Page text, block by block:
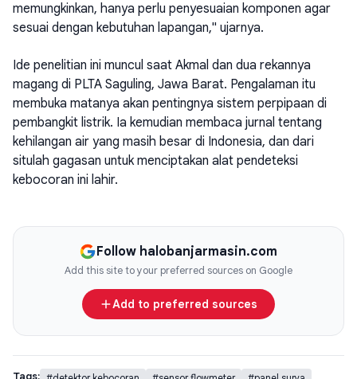
memungkinkan, hanya perlu penyesuaian komponen agar
sesuai dengan kebutuhan lapangan," ujarnya.
Ide penelitian ini muncul saat Akmal dan dua rekannya
magang di PLTA Saguling, Jawa Barat. Pengalaman itu
membuka matanya akan pentingnya sistem perpipaan di
pembangkit listrik. Ia kemudian membaca jurnal tentang
kehilangan air yang masih besar di Indonesia, dan dari
situlah gagasan untuk menciptakan alat pendeteksi
kebocoran ini lahir.
Follow halobanjarmasin.com
Add this site to your preferred sources on Google
Add to preferred sources